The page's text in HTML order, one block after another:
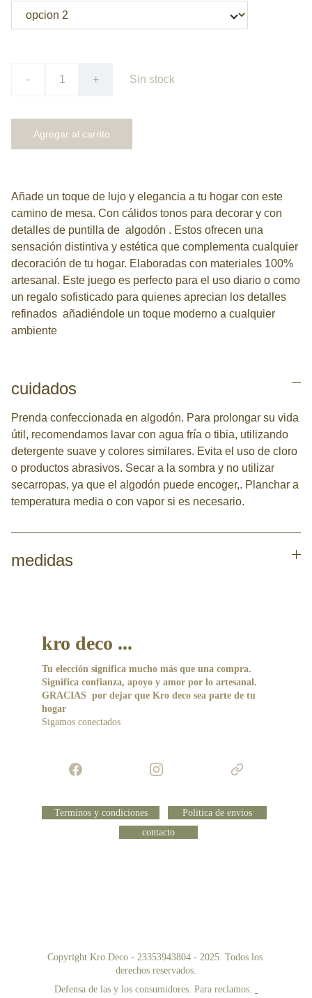
- + Sin stock
Agregar al carrito
Añade un toque de lujo y elegancia a tu hogar con este
camino de mesa. Con cálidos tonos para decorar y con
detalles de puntilla de algodón . Estos ofrecen una
sensación distintiva y estética que complementa cualquier
decoración de tu hogar. Elaboradas con materiales 100%
artesanal. Este juego es perfecto para el uso diario o como
un regalo sofisticado para quienes aprecian los detalles
refinados añadiéndole un toque moderno a cualquier
ambiente
cuidados
Prenda confeccionada en algodón. Para prolongar su vida
útil, recomendamos lavar con agua fría o tibia, utilizando
detergente suave y colores similares. Evita el uso de cloro
o productos abrasivos. Secar a la sombra y no utilizar
secarropas, ya que el algodón puede encoger,. Planchar a
temperatura media o con vapor si es necesario.
medidas
kro deco ...
contacto
Politica de envios
Terminos y condiciones
Tu elección significa mucho más que una compra.
Significa confianza, apoyo y amor por lo artesanal.
GRACIAS  por dejar que Kro deco sea parte de tu
hogar
Sigamos conectados
Copyright Kro Deco - 23353943804 - 2025. Todos los
derechos reservados.
Defensa de las y los consumidores. Para reclamos.